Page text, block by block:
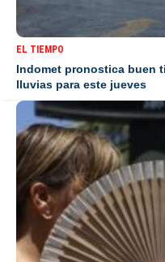
EL TIEMPO
Indomet pronostica buen
lluvias para este jueves